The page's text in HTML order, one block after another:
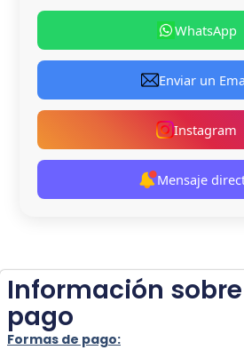
WhatsApp
Enviar un
Instagram
Mensaje
Información
pago
Formas de pago: